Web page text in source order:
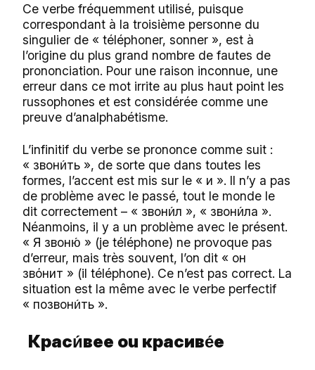
Ce verbe fréquemment utilisé, puisque
correspondant à la troisième personne du
singulier de « téléphoner, sonner », est à
l’origine du plus grand nombre de fautes de
prononciation. Pour une raison inconnue, une
erreur dans ce mot irrite au plus haut point les
russophones et est considérée comme une
preuve d’analphabétisme.
L’infinitif du verbe se prononce comme suit :
« звони́ть », de sorte que dans toutes les
formes, l’accent est mis sur le « и ». Il n’y a pas
de problème avec le passé, tout le monde le
dit correctement – « звони́л », « звони́ла ».
Néanmoins, il y a un problème avec le présent.
« Я звоню́ » (je téléphone) ne provoque pas
d’erreur, mais très souvent, l’on dit « он
звόнит » (il téléphone). Ce n’est pas correct. La
situation est la même avec le verbe perfectif
« позвони́ть ».
Краси́вее ou красиве́е